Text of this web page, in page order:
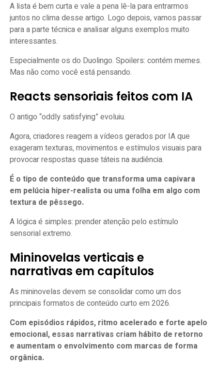
A lista é bem curta e vale a pena lê-la para entrarmos
juntos no clima desse artigo. Logo depois, vamos passar
para a parte técnica e analisar alguns exemplos muito
interessantes.
Especialmente os do Duolingo. Spoilers: contém memes.
Mas não como você está pensando.
Reacts sensoriais feitos com IA
O antigo “oddly satisfying” evoluiu.
Agora, criadores reagem a vídeos gerados por IA que
exageram texturas, movimentos e estímulos visuais para
provocar respostas quase táteis na audiência.
É o tipo de conteúdo que transforma uma capivara
em pelúcia hiper-realista ou uma folha em algo com
textura de pêssego.
A lógica é simples: prender atenção pelo estímulo
sensorial extremo.
Mininovelas verticais e
narrativas em capítulos
As mininovelas devem se consolidar como um dos
principais formatos de conteúdo curto em 2026.
Com episódios rápidos, ritmo acelerado e forte apelo
emocional, essas narrativas criam hábito de retorno
e aumentam o envolvimento com marcas de forma
orgânica.